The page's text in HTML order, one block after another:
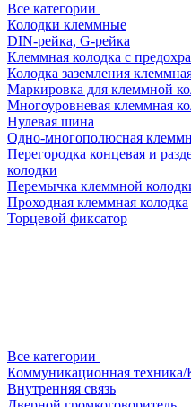
Все категории
Колодки клеммные
DIN-рейка, G-рейка
Клеммная колодка с
Колодка заземления
Маркировка для клеммной
Многоуровневая клеммная
Нулевая шина
Одно-многополюсная
Перегородка концевая и
колодки
Перемычка клеммной
Проходная клеммная колодка
Торцевой фиксатор
Все категории
Коммуникационная
Внутренняя связь